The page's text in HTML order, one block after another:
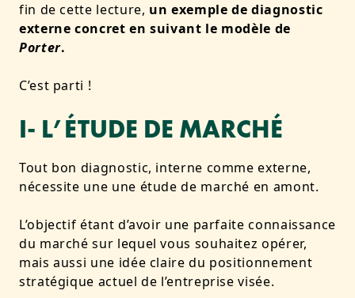
fin de cette lecture, un exemple de diagnostic
externe concret en suivant le modèle de
Porter.
C’est parti !
I- L’ÉTUDE DE MARCHÉ
Tout bon diagnostic, interne comme externe,
nécessite une une étude de marché en amont.
L’objectif étant d’avoir une parfaite connaissance
du marché sur lequel vous souhaitez opérer,
mais aussi une idée claire du positionnement
stratégique actuel de l’entreprise visée.